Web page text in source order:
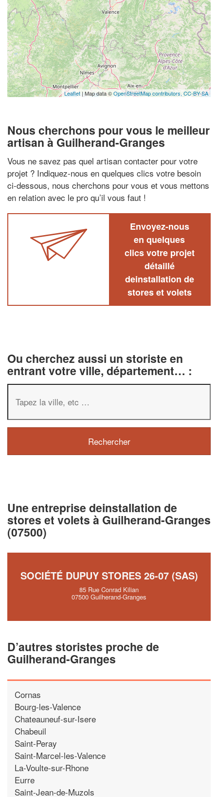
Leaflet | Map data ©OpenStreetMap contributors, CC-BY-SA
Nous cherchons pour vous le meilleur
artisan à Guilherand-Granges
Vous ne savez pas quel artisan contacter pour votre
projet ? Indiquez-nous en quelques clics votre besoin
ci-dessous, nous cherchons pour vous et vous mettons
en relation avec le pro qu’il vous faut !
Envoyez-nous
en quelques
clics votre projet
détaillé
deinstallation de
stores et volets
Ou cherchez aussi un storiste en
entrant votre ville, département… :
Une entreprise deinstallation de
stores et volets à Guilherand-Granges
(07500)
SOCIÉTÉ DUPUY STORES 26-07 (SAS)
85 Rue Conrad Kilian
07500 Guilherand-Granges
D’autres storistes proche de
Guilherand-Granges
Cornas
Bourg-les-Valence
Chateauneuf-sur-Isere
Chabeuil
Saint-Peray
Saint-Marcel-les-Valence
La-Voulte-sur-Rhone
Eurre
Saint-Jean-de-Muzols